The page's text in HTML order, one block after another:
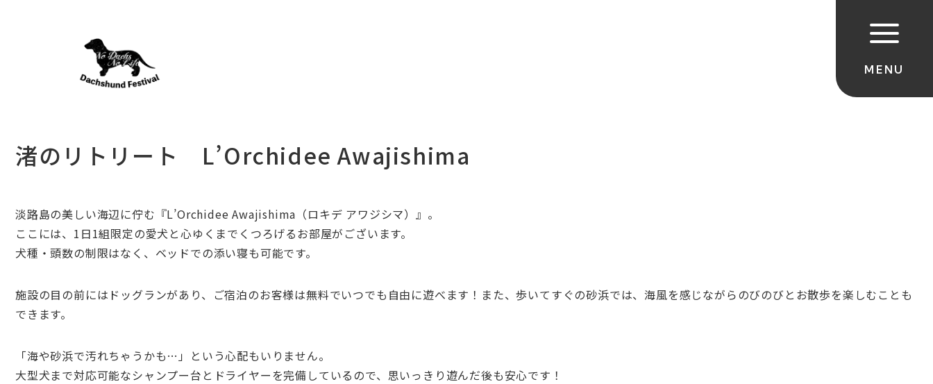
渚のリトリート L’Orchidee Awajishima
淡路島の美しい海辺に佇む『L’Orchidee Awajishima（ロキデ アワジシマ）』。
ここには、1日1組限定の愛犬と心ゆくまでくつろげるお部屋がございます。
犬種・頭数の制限はなく、ベッドでの添い寝も可能です。
施設の目の前にはドッグランがあり、ご宿泊のお客様は無料でいつでも自由に遊べます！また、歩いてすぐの砂浜では、海風を感じながらのびのびとお散歩を楽しむことも
できます。
「海や砂浜で汚れちゃうかも…」という心配もいりません。
大型犬まで対応可能なシャンプー台とドライヤーを完備しているので、思いっきり遊んだ後も安心です！